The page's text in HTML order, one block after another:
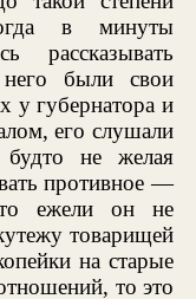
в минуты
рассказывать
были свои
у губернатора и
его слушали
будто не желая
противное —
ежели он не
товарищей
на старые
то это